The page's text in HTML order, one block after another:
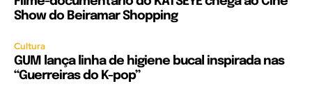
Show do Beiramar Shopping
Cultura
GUM lança linha de higiene bucal inspirada nas
“Guerreiras do K-pop”